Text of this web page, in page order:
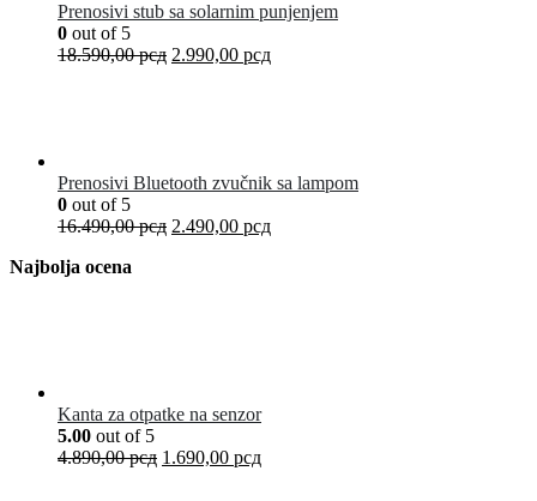
Prenosivi stub sa solarnim punjenjem
0 out of 5
18.590,00рсд 2.990,00 рсд
Prenosivi Bluetooth zvučnik sa lampom
0 out of 5
16.490,00рсд 2.490,00 рсд
Najbolja ocena
Kanta za otpatke na senzor
5.00 out of 5
4.890,00рсд 1.690,00 рсд